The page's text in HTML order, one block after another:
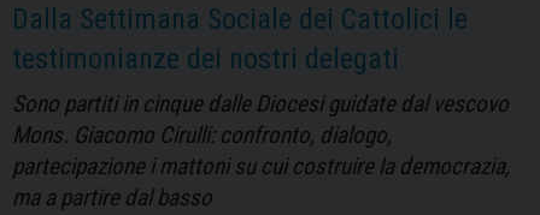
Dalla Settimana Sociale dei Cattolici le
testimonianze dei nostri delegati
Sono partiti in cinque dalle Diocesi guidate dal vescovo
Mons. Giacomo Cirulli: confronto, dialogo,
partecipazione i mattoni su cui costruire la democrazia,
ma a partire dal basso